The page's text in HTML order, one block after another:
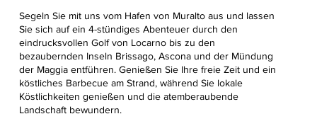
Segeln Sie mit uns vom Hafen von Muralto aus und lassen
Sie sich auf ein 4-stündiges Abenteuer durch den
eindrucksvollen Golf von Locarno bis zu den
bezaubernden Inseln Brissago, Ascona und der Mündung
der Maggia entführen. Genießen Sie Ihre freie Zeit und ein
köstliches Barbecue am Strand, während Sie lokale
Köstlichkeiten genießen und die atemberaubende
Landschaft bewundern.